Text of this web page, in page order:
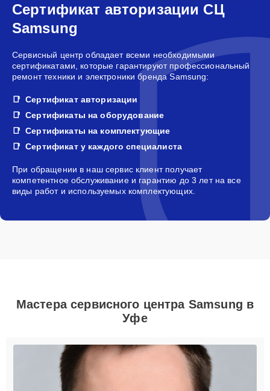
Сертификат авторизации СЦ
Samsung
Сервисный центр обладает всеми необходимыми
сертификатами, которые гарантируют профессиональный
ремонт техники и электроники бренда Samsung:
Сертификат авторизации
Сертификаты на оборудование
Сертификаты на комплектующие
Сертификат у каждого специалиста
При обращении в наш сервис клиент получает
компетентное обслуживание и гарантию до 3 лет на все
виды работ и используемых комплектующих.
Мастера сервисного центра Samsung в
Уфе